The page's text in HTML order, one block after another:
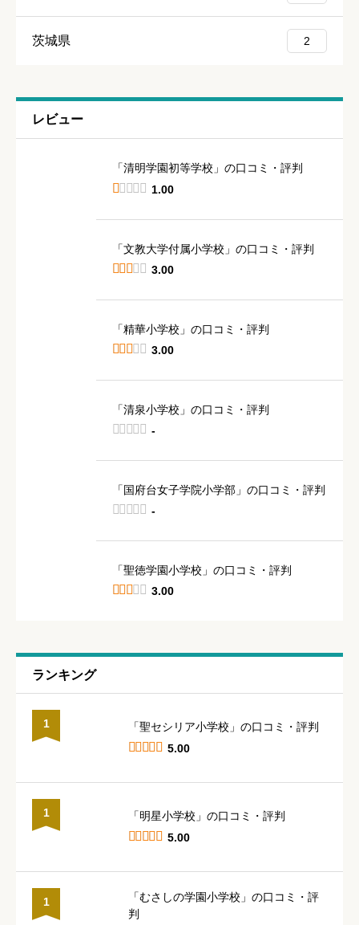
茨城県 2
レビュー
「清明学園初等学校」の口コミ・評判
   1.00
「文教大学付属小学校」の口コミ・評判
  3.00
「精華小学校」の口コミ・評判
  3.00
「清泉小学校」の口コミ・評判
   -
「国府台女子学院小学部」の口コミ・評判
   -
「聖徳学園小学校」の口コミ・評判
  3.00
ランキング
1 「聖セシリア小学校」の口コミ・評判
 5.00
1 「明星小学校」の口コミ・評判
 5.00
1
「むさしの学園小学校」の口コミ・評
判